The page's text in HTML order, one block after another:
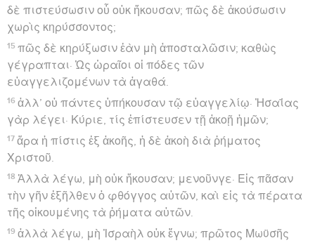
δὲ πιστεύσωσιν οὗ οὐκ ἤκουσαν; πῶς δὲ ἀκούσωσιν
χωρὶς κηρύσσοντος;
15 πῶς δὲ κηρύξωσιν ἐὰν μὴ ἀποσταλῶσιν; καθὼς
γέγραπται· Ὡς ὡραῖοι οἱ πόδες τῶν
εὐαγγελιζομένων τὰ ἀγαθά.
16 ἀλλ’ οὐ πάντες ὑπήκουσαν τῷ εὐαγγελίῳ· Ἠσαΐας
γὰρ λέγει· Κύριε, τίς ἐπίστευσεν τῇ ἀκοῇ ἡμῶν;
17 ἄρα ἡ πίστις ἐξ ἀκοῆς, ἡ δὲ ἀκοὴ διὰ ῥήματος
Χριστοῦ.
18 Ἀλλὰ λέγω, μὴ οὐκ ἤκουσαν; μενοῦνγε· Εἰς πᾶσαν
τὴν γῆν ἐξῆλθεν ὁ φθόγγος αὐτῶν, καὶ εἰς τὰ πέρατα
τῆς οἰκουμένης τὰ ῥήματα αὐτῶν.
19 ἀλλὰ λέγω, μὴ Ἰσραὴλ οὐκ ἔγνω; πρῶτος Μωϋσῆς